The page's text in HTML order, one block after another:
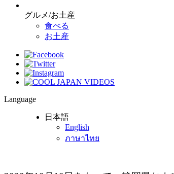
グルメ/お土産
食べる
お土産
Language
日本語
English
ภาษาไทย